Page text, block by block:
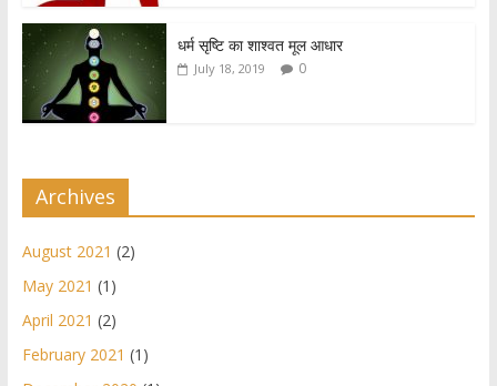
धर्म सृष्टि का शाश्वत मूल आधार
July 18, 2019 0
Archives
August 2021 (2)
May 2021 (1)
April 2021 (2)
February 2021 (1)